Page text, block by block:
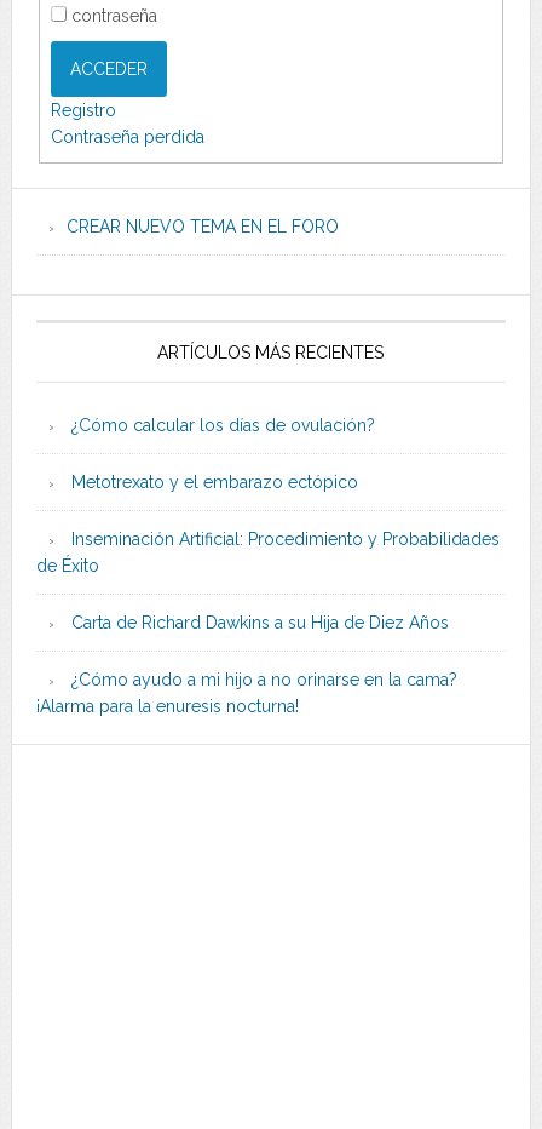
contraseña
ACCEDER
Registro
Contraseña perdida
CREAR NUEVO TEMA EN EL FORO
ARTÍCULOS MÁS RECIENTES
¿Cómo calcular los días de ovulación?
Metotrexato y el embarazo ectópico
Inseminación Artificial: Procedimiento y Probabilidades
de Éxito
Carta de Richard Dawkins a su Hija de Diez Años
¿Cómo ayudo a mi hijo a no orinarse en la cama?
¡Alarma para la enuresis nocturna!